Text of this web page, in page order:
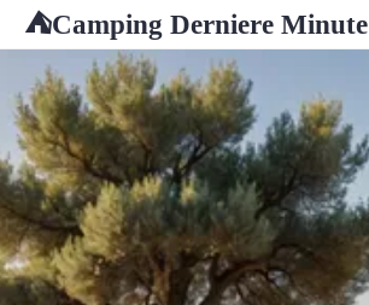
⛺Camping Derniere Minute